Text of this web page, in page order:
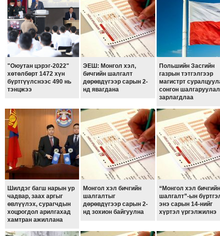
ЗӨРЧЛИЙН
ХУУЛИЙН
ЭРГЭН
ТОЙРОНД
ЕРӨНХИЙЛӨГЧИЙН
СОНГУУЛЬ-2017
"Оюутан цэрэг-2022"
хөтөлбөрт 1472 хүн
бүртгүүлснээс 490 нь
тэнцжээ
ЭЕШ: Монгол хэл,
бичгийн шалгалт
дөрөвдүгээр сарын 2-
нд явагдана
Польшийн Засгийн
газрын тэтгэлгээр
магистрт
сонгон
зарлагдлаа
Шилдэг багш нарын ур
чадвар, заах аргыг
өвлүүлэх, сурагчдын
хоцрогдол арилгахад
хамтран ажиллана
Монгол хэл бичгийн
шалгалтыг
дөрөвдүгээр сарын 2-
нд зохион байгуулна
“Монгол хэл бичгийн
шалгалт”-ын
энэ сарын 14-нийг
хүртэл үргэлжилнэ